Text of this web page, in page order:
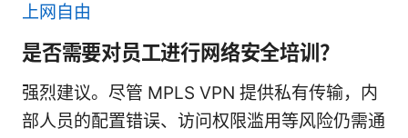
上网自由
是否需要对员工进行网络安全培训？
强烈建议。尽管 MPLS VPN 提供私有传输，内
部人员的配置错误、访问权限滥用等风险仍需通